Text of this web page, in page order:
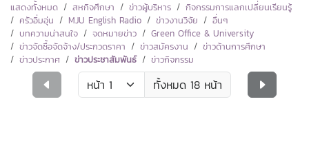
แสดงทั้งหมด สหกิจศึกษา ข่าวผู้บริหาร
กิจกรรมการแลกเปลี่ยนเรียนรู้
ครัวอิ่มอุ่น
MJU English Radio ข่าวงานวิจัย
อื่นๆ
บทความน่าสนใจ
จดหมายข่าว
Green Office & University
ข่าวจัดซื้อจัดจ้าง/ประกวดราคา
ข่าวสมัครงาน
ข่าวด้านการศึกษา
ข่าวประกาศ
ข่าวประชาสัมพันธ์ ข่าวกิจกรรม
ทั้งหมด 18 หน้า